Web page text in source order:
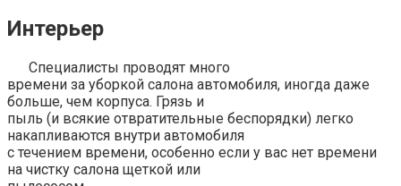
Интерьер
Специалисты проводят много
времени за уборкой салона автомобиля, иногда даже
больше, чем корпуса. Грязь и
пыль (и всякие отвратительные беспорядки) легко
накапливаются внутри автомобиля
с течением времени, особенно если у вас нет времени
на чистку салона щеткой или